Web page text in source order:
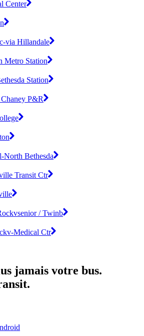
Center
via Hillandale
Metro Station
Station
P&R
Bethesda
Transit Ctr
/ Twinb
Medical Ctr
jamais votre bus.